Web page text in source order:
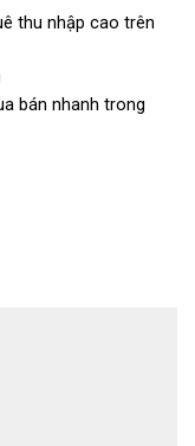
thu nhập cao trên
bán nhanh trong